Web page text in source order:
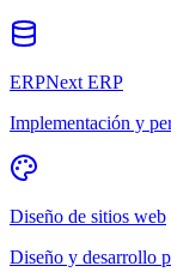
ERPNext ERP
Implementación y
Diseño de sitios web
Diseño y desarrollo